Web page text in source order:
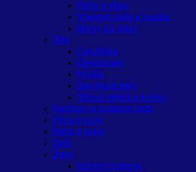
Péče o vlasy
Vlasové vody a tonika
Barvy na vlasy
Tělo
Celulitida
Deodorant
Mýdla
Sprchové gely
Tělová mléka a krémy
Parfémy a toaletní vody
Péče o ruce
Péče o nohy
Děti
Ženy
Intimní hygiena